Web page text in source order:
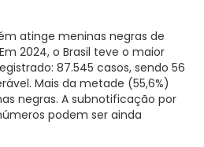
atinge meninas negras de
2024, o Brasil teve o maior
87.545 casos, sendo 56
Mais da metade (55,6%)
negras. A subnotificação por
podem ser ainda